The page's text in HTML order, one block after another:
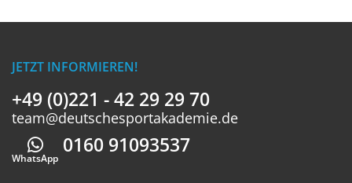
JETZT INFORMIEREN!
+49 (0)221 - 42 29 29 70
team@deutschesportakademie.de
Whatsapp
WhatsApp
0160 91093537